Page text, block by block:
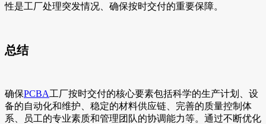
性是工厂处理突发情况、确保按时交付的重要保障。
总结
确保PCBA工厂按时交付的核心要素包括科学的生产计划、设
备的自动化和维护、稳定的材料供应链、完善的质量控制体
系、员工的专业素质和管理团队的协调能力等。通过不断优化